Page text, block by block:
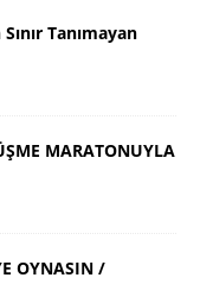
Tanımayan
MARATONUYLA
OYNASIN /